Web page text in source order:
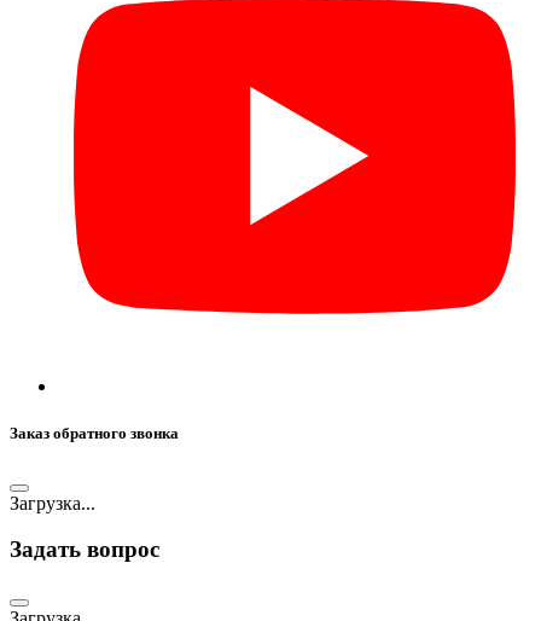
Заказ обратного звонка
Загрузка...
Задать вопрос